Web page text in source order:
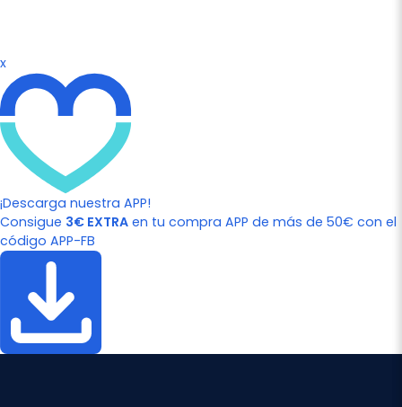
x
¡Descarga nuestra APP!
Consigue 3€ EXTRA en tu compra APP de más de 50€ con el
código APP-FB